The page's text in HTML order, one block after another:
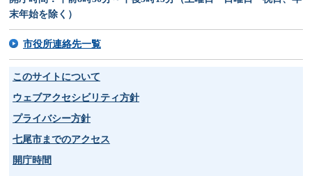
末年始を除く）
市役所連絡先一覧
このサイトについて
ウェブアクセシビリティ方針
プライバシー方針
七尾市までのアクセス
開庁時間